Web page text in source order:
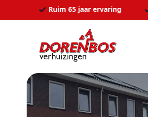
Ga naar de inhoudRuim 65 jaar ervaring